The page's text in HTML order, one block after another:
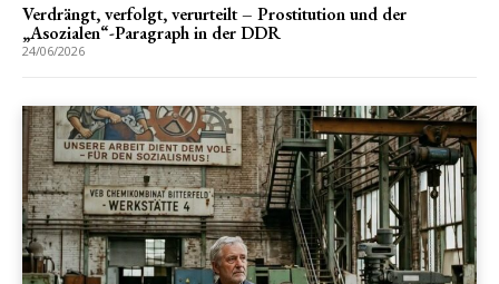
Verdrängt, verfolgt, verurteilt – Prostitution und der
„Asozialen“-Paragraph in der DDR
24/06/2026